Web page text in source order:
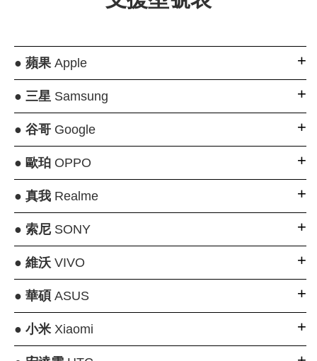
● 蘋果Apple
● 三星Samsung
● 谷哥Google
● 歐珀OPPO
● 真我Realme
● 索尼SONY
● 維沃VIVO
● 華碩 ASUS
● 小米Xiaomi